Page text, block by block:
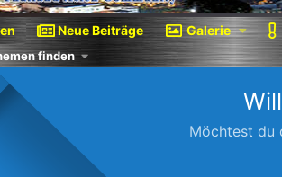
Neue Beiträge Galerie
finden
Möchtest du